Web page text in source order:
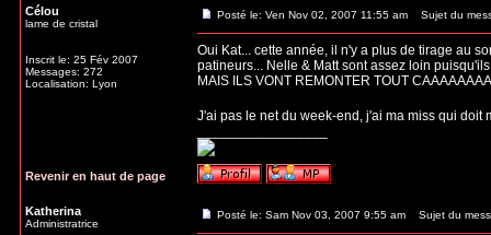
Célou
lame de cristal
Inscrit le: 25 Fév 2007
Messages: 272
Localisation: Lyon
Posté le: Ven Nov 02, 2007 11:55 am Sujet du
Oui Kat... cette année, il n'y a plus de tirage au
patineurs... Nelle & Matt sont assez loin
MAIS ILS VONT REMONTER TOUT
J'ai pas le net du week-end, j'ai ma miss qui
Revenir en haut de page
Katherina
Administratrice
Posté le: Sam Nov 03, 2007 9:55 am Sujet du